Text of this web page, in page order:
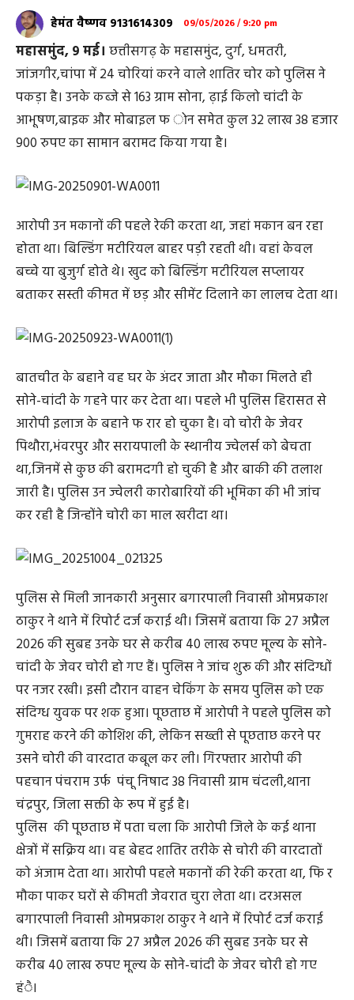
हेमंत वैष्णव 9131614309 09/05/2026 / 9:20 pm
महासमुंद, 9 मई। छत्तीसगढ़ के महासमुंद, दुर्ग, धमतरी,
जांजगीर,चांपा में 24 चोरियां करने वाले शातिर चोर को पुलिस ने
पकड़ा है। उनके कब्जे से 163 ग्राम सोना, ढ़ाई किलो चांदी के
आभूषण,बाइक और मोबाइल फ ोन समेत कुल 32 लाख 38 हजार
900 रुपए का सामान बरामद किया गया है।
आरोपी उन मकानों की पहले रेकी करता था, जहां मकान बन रहा
होता था। बिल्डिंग मटीरियल बाहर पड़ी रहती थी। वहां केवल
बच्चे या बुजुर्ग होते थे। खुद को बिल्डिंग मटीरियल सप्लायर
बताकर सस्ती कीमत में छड़ और सीमेंट दिलाने का लालच देता था।
बातचीत के बहाने वह घर के अंदर जाता और मौका मिलते ही
सोने-चांदी के गहने पार कर देता था। पहले भी पुलिस हिरासत से
आरोपी इलाज के बहाने फ रार हो चुका है। वो चोरी के जेवर
पिथौरा,भंवरपुर और सरायपाली के स्थानीय ज्वेलर्स को बेचता
था,जिनमें से कुछ की बरामदगी हो चुकी है और बाकी की तलाश
जारी है। पुलिस उन ज्वेलरी कारोबारियों की भूमिका की भी जांच
कर रही है जिन्होंने चोरी का माल खरीदा था।
पुलिस से मिली जानकारी अनुसार बगारपाली निवासी ओमप्रकाश
ठाकुर ने थाने में रिपोर्ट दर्ज कराई थी। जिसमें बताया कि 27 अप्रैल
2026 की सुबह उनके घर से करीब 40 लाख रुपए मूल्य के सोने-
चांदी के जेवर चोरी हो गए हैं। पुलिस ने जांच शुरू की और संदिग्धों
पर नजर रखी। इसी दौरान वाहन चेकिंग के समय पुलिस को एक
संदिग्ध युवक पर शक हुआ। पूछताछ में आरोपी ने पहले पुलिस को
गुमराह करने की कोशिश की, लेकिन सख्ती से पूछताछ करने पर
उसने चोरी की वारदात कबूल कर ली। गिरफ्तार आरोपी की
पहचान पंचराम उर्फ पंचू निषाद 38 निवासी ग्राम चंदली,थाना
चंद्रपुर, जिला सक्ती के रूप में हुई है।
पुलिस की पूछताछ में पता चला कि आरोपी जिले के कई थाना
क्षेत्रों में सक्रिय था। वह बेहद शातिर तरीके से चोरी की वारदातों
को अंजाम देता था। आरोपी पहले मकानों की रेकी करता था, फि र
मौका पाकर घरों से कीमती जेवरात चुरा लेता था। दरअसल
बगारपाली निवासी ओमप्रकाश ठाकुर ने थाने में रिपोर्ट दर्ज कराई
थी। जिसमें बताया कि 27 अप्रैल 2026 की सुबह उनके घर से
करीब 40 लाख रुपए मूल्य के सोने-चांदी के जेवर चोरी हो गए
हंै।